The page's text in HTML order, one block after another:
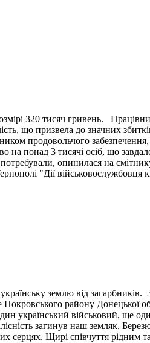
320 тисяч гривень.
що призвела до значних
продовольчого
на понад 3 тисячі осіб, що
опинилася на
"Дії військовослужбовця
землю від загарбників.
Покровського району
український військовий, ще
загинув наш земляк,
Щирі співчуття рідним